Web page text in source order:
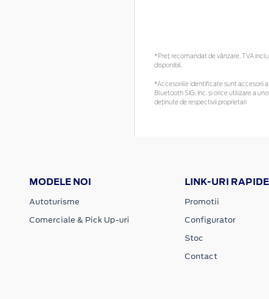
*Preţ recomandat de vânzare, TVA
disponibil.
*Accesoriile identificate sunt accesorii
Bluetooth SIG, Inc. și orice utilizare a
deținute de respectivii proprietari
MODELE NOI
Autoturisme
Comerciale & Pick Up-uri
LINK-URI RAPIDE
Promotii
Configurator
Stoc
Contact